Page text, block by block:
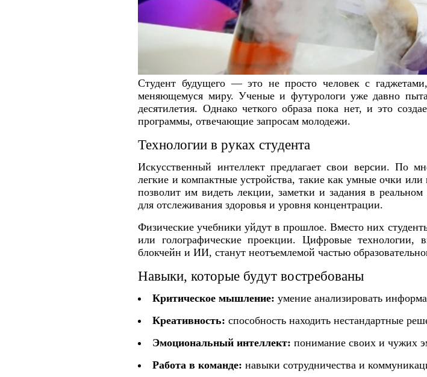
Студент будущего — это не просто человек с
меняющемуся миру. Ученые и футурологи уже давно
десятилетия. Однако четкого образа пока нет, и это
программы, отвечающие запросам молодежи.
Технологии в руках студента
Искусственный интеллект предлагает свои версии. По
легкие и компактные устройства, такие как умные очки
позволит им видеть лекции, заметки и задания в
для отслеживания здоровья и уровня концентрации.
Физические учебники уйдут в прошлое. Вместо них
или голографические проекции. Цифровые технологии,
блокчейн и ИИ, станут неотъемлемой частью
Навыки, которые будут востребованы
Критическое мышление: умение анализировать
Креативность: способность находить нестандартные
Эмоциональный интеллект: понимание своих и чужих
Работа в команде: навыки сотрудничества и